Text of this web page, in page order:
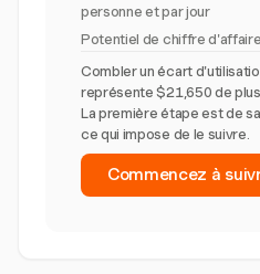
personne et par jour
Potentiel de chiffre
Combler un écart
représente $21,650 de
La première étape est de
ce qui impose de le suivre.
Commencez à